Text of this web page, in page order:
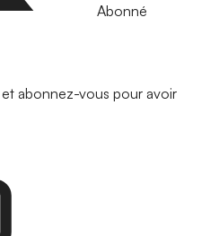
Abonné
abonnez-vous pour avoir